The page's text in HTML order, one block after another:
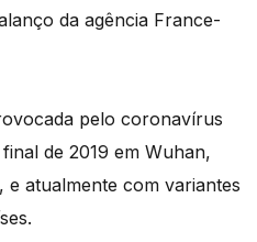
da agência France-
pelo coronavírus
de 2019 em Wuhan,
e atualmente com variantes